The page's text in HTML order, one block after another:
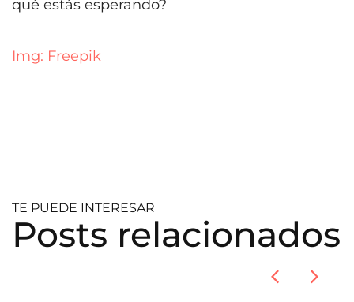
qué estás esperando?
Img: Freepik
TE PUEDE INTERESAR
Posts relacionados